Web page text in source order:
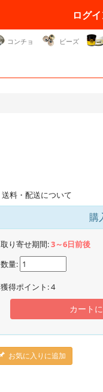
ログ
コンチョ ビーズ
送料・配送について
購
取り寄せ期間:3～6日前後
数量:
獲得ポイント:4
カート
お気に入りに追加